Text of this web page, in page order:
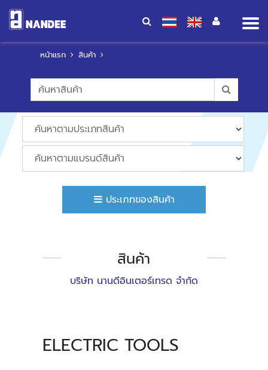
หน้าแรก สินค้า
ประเภทของสินค้า
สินค้า
บริษัท นานดีอินเตอร์เทรด จำกัด
ELECTRIC TOOLS